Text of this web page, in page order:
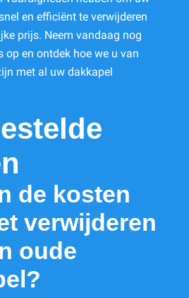
en efficiënt te verwijderen
prijs. Neem vandaag nog
op en ontdek hoe we u van
met al uw dakkapel
de kosten
verwijderen
oude